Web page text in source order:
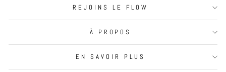
REJOINS LE FLOW
À PROPOS
EN SAVOIR PLUS